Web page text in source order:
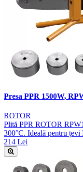
Presa PPR 1500W,
ROTOR
Plită PPR ROTOR
300°C. Ideală pentru
214 Lei